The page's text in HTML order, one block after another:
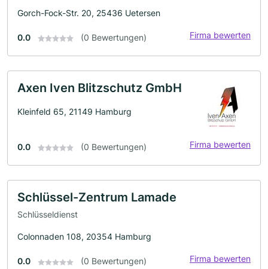
Gorch-Fock-Str. 20, 25436 Uetersen
0.0 (0 Bewertungen) Firma bewerten
Axen Iven Blitzschutz GmbH
Kleinfeld 65, 21149 Hamburg
0.0 (0 Bewertungen) Firma bewerten
Schlüssel-Zentrum Lamade
Schlüsseldienst
Colonnaden 108, 20354 Hamburg
0.0 (0 Bewertungen) Firma bewerten